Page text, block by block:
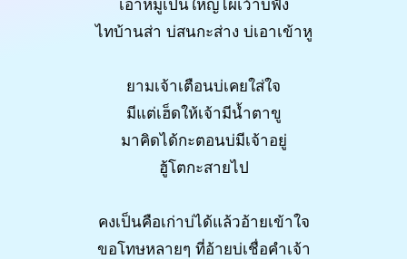
เอาหมู่เป็นใหญ่ไผเว้าบ่ฟัง
ไทบ้านส่า บ่สนกะส่าง บ่เอาเข้าหู
ยามเจ้าเตือนบ่เคยใส่ใจ
มีแต่เฮ็ดให้เจ้ามีน้ำตาขู
มาคิดได้กะตอนบ่มีเจ้าอยู่
ฮู้โตกะสายไป
คงเป็นคือเก่าบ่ได้แล้วอ้ายเข้าใจ
ขอโทษหลายๆ ที่อ้ายบ่เชื่อคำเจ้า